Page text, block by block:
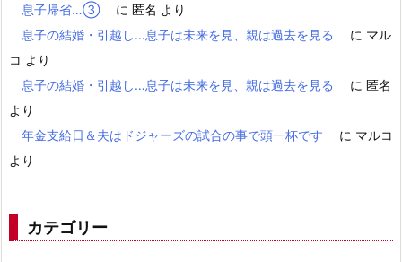
息子帰省…③
に 匿名 より
息子の結婚・引越し…息子は未来を見、親は過去を見る
に マル
コ より
息子の結婚・引越し…息子は未来を見、親は過去を見る
に 匿名
より
年金支給日＆夫はドジャーズの試合の事で頭一杯です
に マルコ
より
カテゴリー